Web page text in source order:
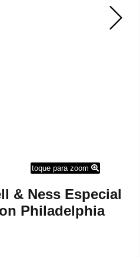
toque para zoom
& Ness Especial
Philadelphia